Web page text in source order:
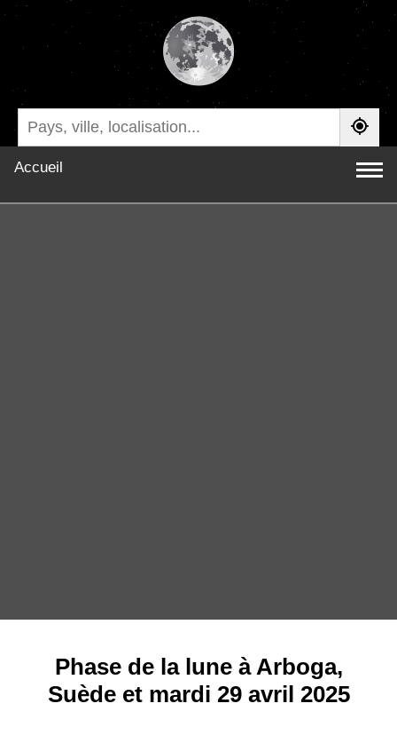
Accueil
Phase de la lune à Arboga,
Suède et mardi 29 avril 2025